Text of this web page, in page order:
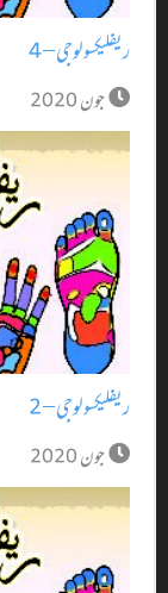
ریفلیکسولوجی – 4
جون 2020
ریفلیکسولوجی – 2
جون 2020